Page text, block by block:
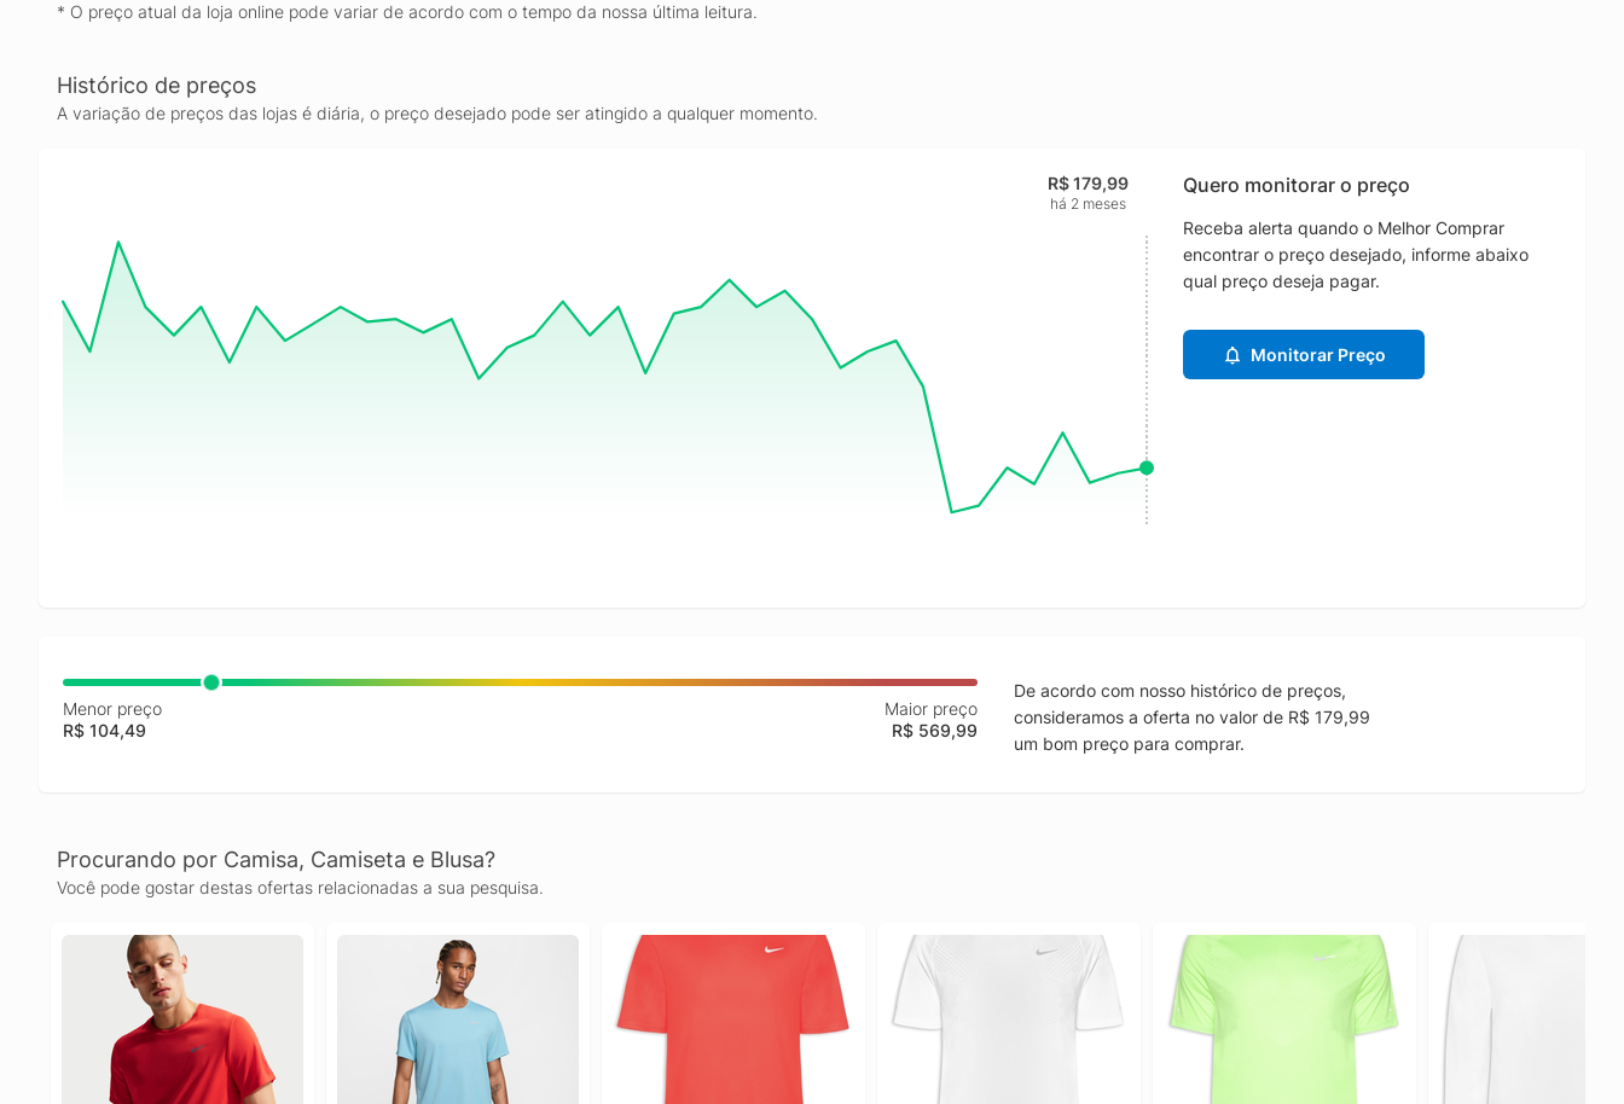
* O preço atual da loja online pode variar de acordo com o tempo da nossa última leitura.
Histórico de preços
A variação de preços das lojas é diária, o preço desejado pode ser atingido a qualquer momento.
R$ 179,99
há 2 meses
Quero monitorar o preço
Receba alerta quando o Melhor Comprar
encontrar o preço desejado, informe abaixo
qual preço deseja pagar.
Monitorar Preço
Menor preço
R$ 104,49
Maior preço
R$ 569,99
De acordo com nosso histórico de preços,
consideramos a oferta no valor de R$ 179,99
um bom preço para comprar.
Procurando por Camisa, Camiseta e Blusa?
Você pode gostar destas ofertas relacionadas a sua pesquisa.